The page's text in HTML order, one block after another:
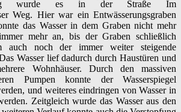
wurde es in der Straße Im
Weg. Hier war ein Entwässerungsgraben
das Wasser in dem Graben nicht mehr
mehr an, bis der Graben schließlich
auch noch der immer weiter steigende
Wasser lief dadurch durch Haustüren und
Wohnhäuser. Durch den massiven
Pumpen konnte der Wasserspiegel
und weiteres eindringen von Wasser in
Zeitgleich wurde das Wasser aus den